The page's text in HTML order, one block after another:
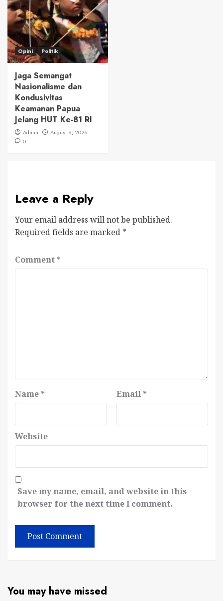
Opini Politik
Jaga Semangat
Nasionalisme dan
Kondusivitas
Keamanan Papua
Jelang HUT Ke-81 RI
Admin
August 8, 2026
0
Leave a Reply
Your email address will not be published.
Required fields are marked *
Comment *
Name * Email *
Website
Save my name, email, and website in this
browser for the next time I comment.
You may have missed